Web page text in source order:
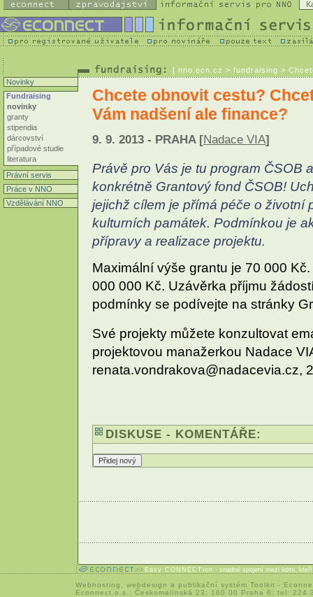
[ nno.ecn.cz > fundraising >
Novinky
Fundraising
novinky
granty
stipendia
dárcovství
případové studie
literatura
Právní servis
Práce v NNO
Vzdělávání NNO
Chcete obnovit cestu?
Vám nadšení ale finance?
9. 9. 2013 - PRAHA [Nadace VIA]
Právě pro Vás je tu program ČSOB
konkrétně Grantový fond ČSOB!
jejichž cílem je přímá péče o životní
kulturních památek. Podmínkou je
přípravy a realizace projektu.
Maximální výše grantu je 70 000
000 000 Kč. Uzávěrka příjmu
podmínky se podívejte na stránky
Své projekty můžete konzultovat
projektovou manažerkou Nadace
renata.vondrakova@nadacevia.cz,
DISKUSE - KOMENTÁŘE:
Easy CONNECTion - snadné spojení mezi lidmi,
Webhosting webdesign a publikační systém Toolkit -
Econnect,o.s.; Českomalínská 23; 160 00 Praha 6; tel: 224